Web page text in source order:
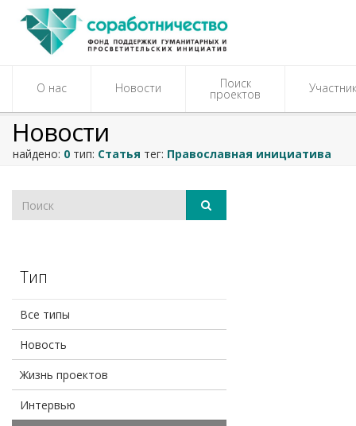
О нас Новости Поиск
проектов
Новости
найдено: 0 тип: Статья тег: Православная инициатива
Тип
Все типы
Новость
Жизнь проектов
Интервью